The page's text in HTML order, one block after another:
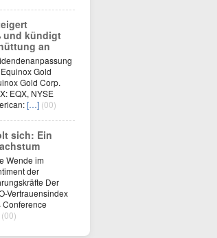
und kündigt
an
Gold
Gold Corp.
EQX, NYSE
[…] (00)
sich: Ein
Wende im
der
Der
Vertrauensindex
Conference
(00)